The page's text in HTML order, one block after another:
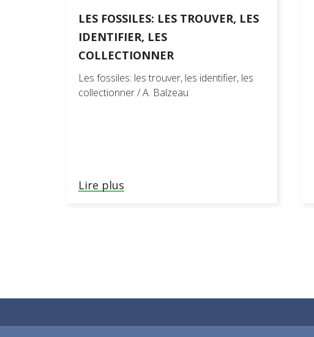
LES FOSSILES: LES TROUVER, LES
IDENTIFIER, LES
COLLECTIONNER
Les fossiles: les trouver, les identifier, les
collectionner / A. Balzeau
Lire plus